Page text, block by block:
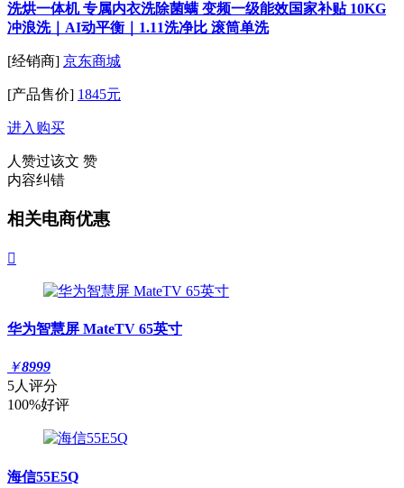
洗烘一体机 专属内衣洗除菌螨 变频一级能效国家补贴 10KG
冲浪洗｜AI动平衡｜1.11洗净比 滚筒单洗
[经销商] 京东商城
[产品售价] 1845元
进入购买
人赞过该文 赞
内容纠错
相关电商优惠

华为智慧屏 MateTV 65英寸
￥8999
5人评分
100%好评
海信55E5Q